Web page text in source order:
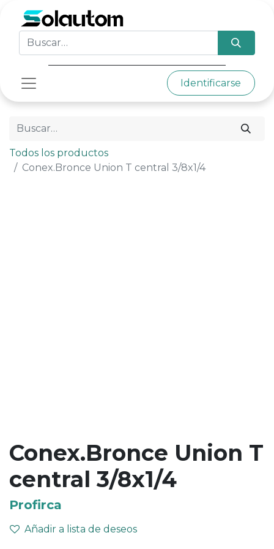
Identificarse
Todos los productos
Conex.Bronce Union T central 3/8x1/4
Conex.Bronce Union T
central 3/8x1/4
Profirca
Añadir a lista de deseos